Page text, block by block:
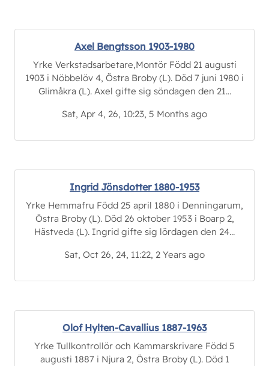
Axel Bengtsson 1903-1980
Yrke Verkstadsarbetare,Montör Född 21 augusti
1903 i Nöbbelöv 4, Östra Broby (L). Död 7 juni 1980 i
Glimåkra (L). Axel gifte sig söndagen den 21...
Sat, Apr 4, 26, 10:23, 5 Months ago
Ingrid Jönsdotter 1880-1953
Yrke Hemmafru Född 25 april 1880 i Denningarum,
Östra Broby (L). Död 26 oktober 1953 i Boarp 2,
Hästveda (L). Ingrid gifte sig lördagen den 24...
Sat, Oct 26, 24, 11:22, 2 Years ago
Olof Hylten-Cavallius 1887-1963
Yrke Tullkontrollör och Kammarskrivare Född 5
augusti 1887 i Njura 2, Östra Broby (L). Död 1